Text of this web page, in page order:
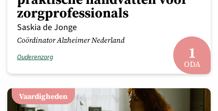
zorgprofessionals
Saskia de Jonge
Coördinator Alzheimer Nederland
Ouderenzorg 1
ODA
Vaardigheden